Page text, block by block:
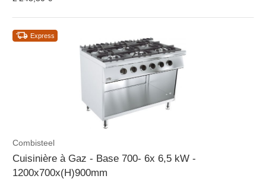
Express
Combisteel
Cuisinière à Gaz - Base 700- 6x 6,5 kW -
1200x700x(H)900mm